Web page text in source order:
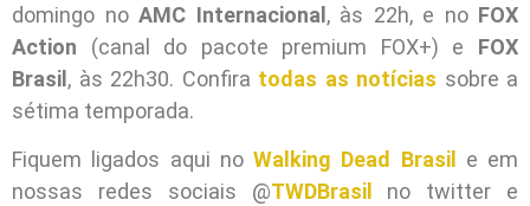
domingo no AMC Internacional , às 22h, e no FOX
Action (canal do pacote premium FOX+) e FOX
Brasil , às 22h30. Confira todas as notícias sobre a
sétima temporada.
Fiquem ligados aqui no Walking Dead Brasil
e em
nossas redes sociais @TWDBrasil
no twitter e